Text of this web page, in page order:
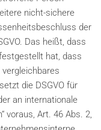
nicht-sichere
der
Das heißt, dass
hat, dass
die DSGVO für
an internationale
voraus, Art. 46 Abs. 2,